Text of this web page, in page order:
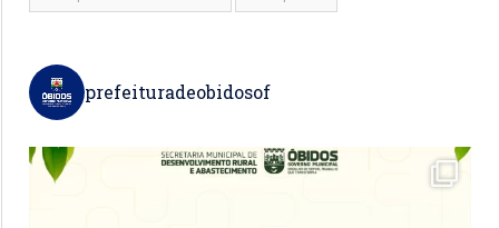
prefeituradeobidosof